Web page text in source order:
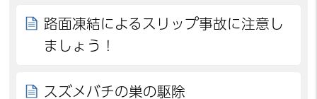
路面凍結によるスリップ事故に注意し
ましょう！
スズメバチの巣の駆除